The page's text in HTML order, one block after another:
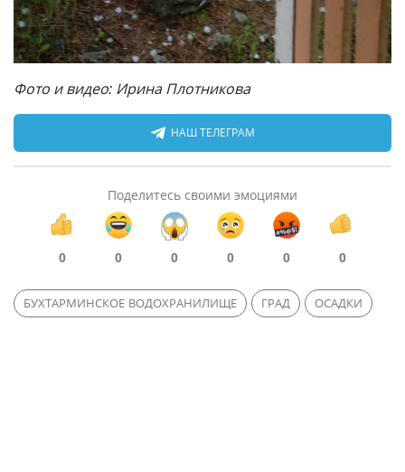
Фото и видео: Ирина Плотникова
НАШ ТЕЛЕГРАМ
Поделитесь своими эмоциями
0 0 0 0 0 0
БУХТАРМИНСКОЕ ВОДОХРАНИЛИЩЕ ГРАД ОСАДКИ